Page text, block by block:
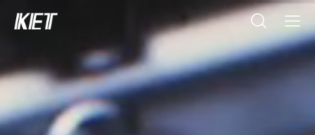
검색 전체